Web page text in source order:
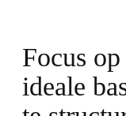
Focus
ideale